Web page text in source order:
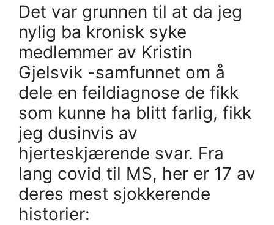
Det var grunnen til at da jeg
nylig ba kronisk syke
medlemmer av Kristin
Gjelsvik -samfunnet om å
dele en feildiagnose de fikk
som kunne ha blitt farlig, fikk
jeg dusinvis av
hjerteskjærende svar. Fra
lang covid til MS, her er 17 av
deres mest sjokkerende
historier: